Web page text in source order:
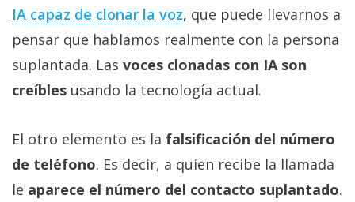
IA capaz de clonar la voz‎, que puede llevarnos a
pensar que hablamos realmente con la persona
suplantada. Las voces clonadas con IA son
creíbles usando la tecnología actual.
El otro elemento es la falsificación del número
de teléfono. Es decir, a quien recibe la llamada
le aparece el número del contacto suplantado.